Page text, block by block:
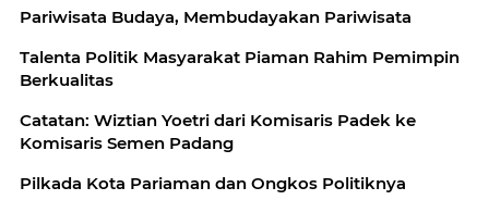
Pariwisata Budaya, Membudayakan Pariwisata
Talenta Politik Masyarakat Piaman Rahim Pemimpin
Berkualitas
Catatan: Wiztian Yoetri dari Komisaris Padek ke
Komisaris Semen Padang
Pilkada Kota Pariaman dan Ongkos Politiknya